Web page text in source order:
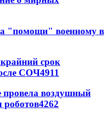
"помощи" военному в
срок
СОЧ4911
провела воздушный
роботов4262